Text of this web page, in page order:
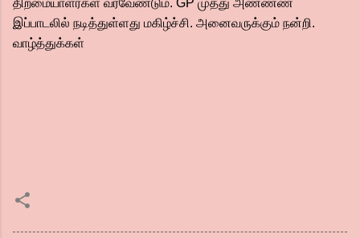
திறமையாளர்கள் வரவேண்டும். GP முத்து அண்ணண்
இப்பாடலில் நடித்துள்ளது மகிழ்ச்சி. அனைவருக்கும் நன்றி.
வாழ்த்துக்கள்